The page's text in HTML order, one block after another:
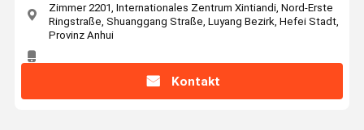
Zimmer 2201, Internationales Zentrum Xintiandi, Nord-Erste
Ringstraße, Shuanggang Straße, Luyang Bezirk, Hefei Stadt,
Provinz Anhui
Kontakt